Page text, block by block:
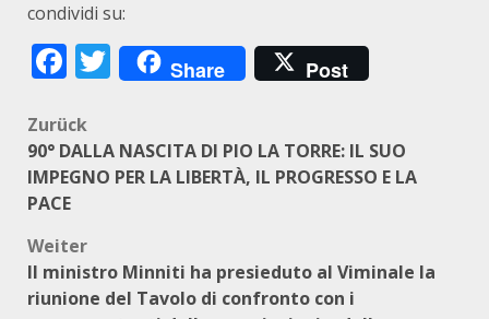
condividi su:
Facebook
Twitter
Share Post
Beitragsnavigation
Zurück
90° DALLA NASCITA DI PIO LA TORRE: IL SUO
IMPEGNO PER LA LIBERTÀ, IL PROGRESSO E LA
PACE
Weiter
Il ministro Minniti ha presieduto al Viminale la
riunione del Tavolo di confronto con i